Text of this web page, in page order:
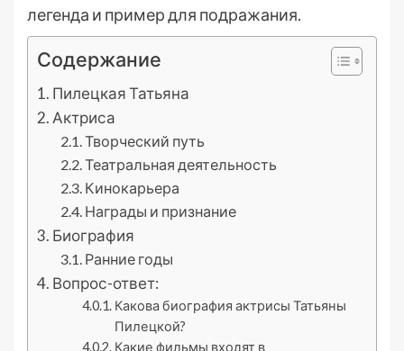
легенда и пример для подражания.
Содержание
Пилецкая Татьяна
Актриса
Творческий путь
Театральная деятельность
Кинокарьера
Награды и признание
Биография
Ранние годы
Вопрос-ответ:
Какова биография актрисы Татьяны
Пилецкой?
Какие фильмы входят в